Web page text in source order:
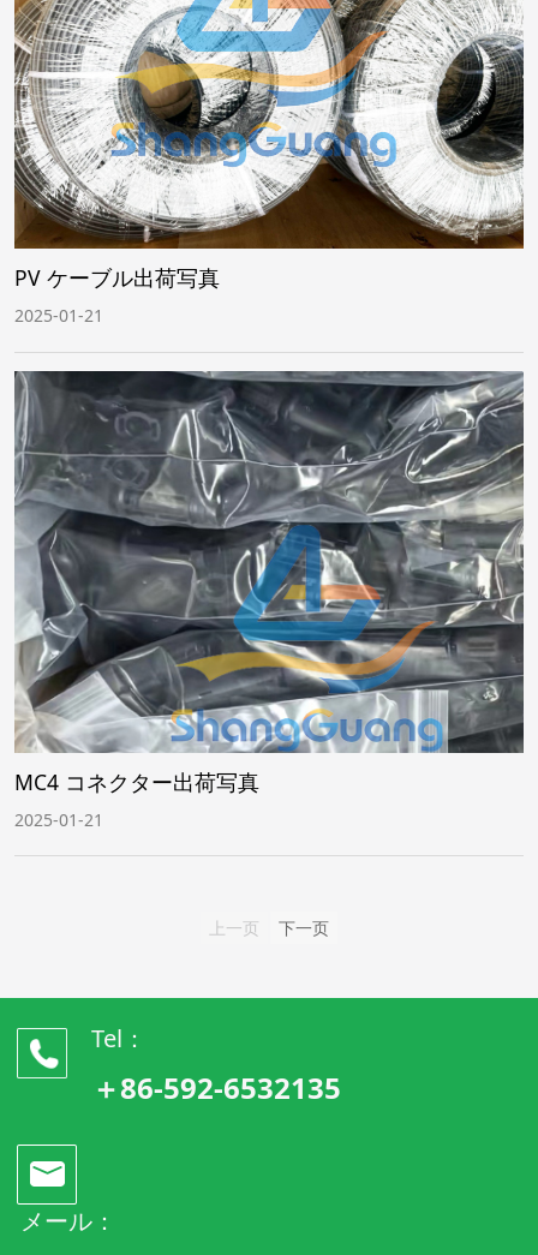
PV ケーブル出荷写真
2025-01-21
MC4 コネクター出荷写真
2025-01-21
上一页 下一页
Tel：
＋86-592-6532135
メール：